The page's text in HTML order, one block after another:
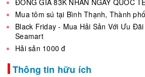
Mua tôm sú tại Bình Thạnh, Thành
Black Friday - Mua Hải Sản Với Ưu
Seamart
Hải sản 1000 đ
Thông tin hữu ích